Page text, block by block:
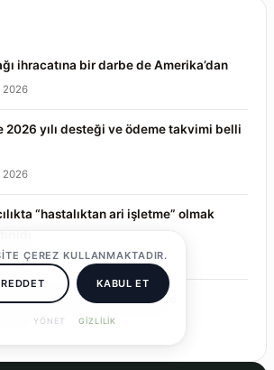
ihracatına bir darbe de Amerika’dan
2026
2026 yılı desteği ve ödeme takvimi belli
2026
“hastalıktan ari işletme” olmak
2026
yaz ortasında zirvede
ÇEREZ KULLANMAKTADIR.
REDDET
YÖNET
KABUL ET
GIZLILIK